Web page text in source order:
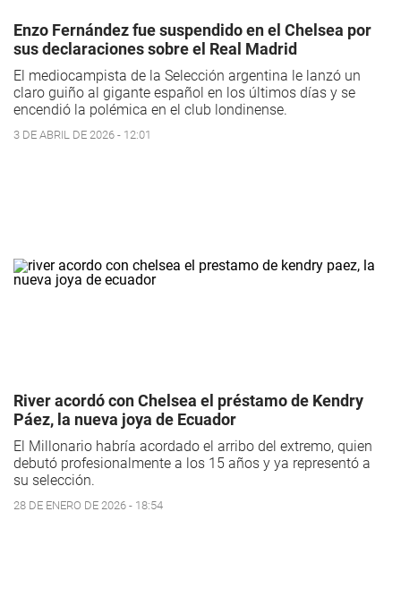
Enzo Fernández fue suspendido en el Chelsea por
sus declaraciones sobre el Real Madrid
El mediocampista de la Selección argentina le lanzó un
claro guiño al gigante español en los últimos días y se
encendió la polémica en el club londinense.
3 DE ABRIL DE 2026 - 12:01
River acordó con Chelsea el préstamo de Kendry
Páez, la nueva joya de Ecuador
El Millonario habría acordado el arribo del extremo, quien
debutó profesionalmente a los 15 años y ya representó a
su selección.
28 DE ENERO DE 2026 - 18:54